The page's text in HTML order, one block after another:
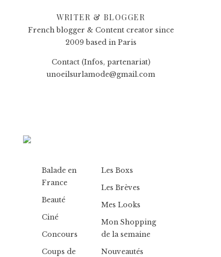
WRITER & BLOGGER
French blogger & Content creator since
2009 based in Paris
Contact (Infos, partenariat)
unoeilsurlamode@gmail.com
Balade en
France
Beauté
Ciné
Concours
Coups de
Les Boxs
Les Brèves
Mes Looks
Mon Shopping
de la semaine
Nouveautés